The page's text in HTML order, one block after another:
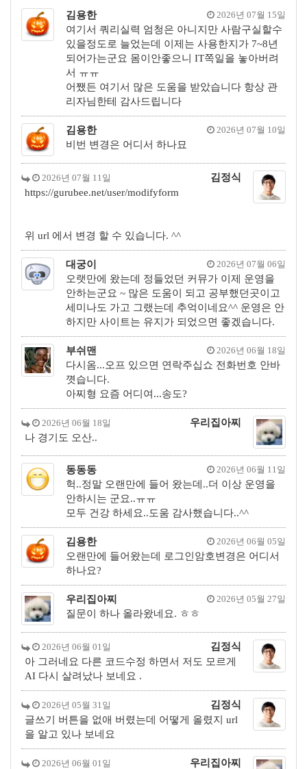
김용한 2026년 07월 15일
여기서 쿼리실력 엄청은 아니지만 사람구실할수
있을정도로 늘었는데 이제는 사용한지가 7~8년
되어가는군요 몸이안좋으니 IT쪽일을 놓아버려
서 ㅠㅠ
어쨌든 여기서 많은 도움을 받았습니다 항상 관
리자님한테 감사드립니다
김용한 2026년 07월 10일
비번 변경은 어디서 하나묘
2026년 07월 11일
김정식
https://gurubee.net/user/modifyform
위 url 에서 변경 할 수 있습니다. ^^
대궁이 2026년 07월 06일
오랫만에 왔는데 정들었던 커뮤가 이제 운영을
안하는군요 ~ 많은 도움이 되고 공부했던곳이고
세미나도 가고 그랬는데 추억이네요^^ 운영은 안
하지만 사이트는 유지가 되었으면 좋겠습니다.
부쉬맨 2026년 06월 18일
다시옴...오프 있으면 연락주십쇼 전화번호 안바
꼇습니다.
아찌형 요즘 어디여...송도?
2026년 06월 18일
우리집아찌
나 경기도 오산..
동동동 2026년 06월 11일
헉..정말 오랜만에 들어 왔는데..더 이상 운영을
안하시는 군요..ㅠㅠ
모두 건강 하세요..도움 감사했습니다..^^
김용한 2026년 06월 05일
오랜만에 들어왔는데 로그인암호변경은 어디서
하나요?
우리집아찌 2026년 05월 27일
질문이 하나 올라왔네요. ㅎㅎ
2026년 06월 01일
김정식
아 그러네요 다른 코드수정 하면서 저도 모르게
AI 다시 살려났나 보네요 .
2026년 05월 31일
김정식
글쓰기 버튼을 없애 버렸는데 어떻게 올렸지 url
을 알고 있나 보네요
2026년 06월 01일
우리집아찌